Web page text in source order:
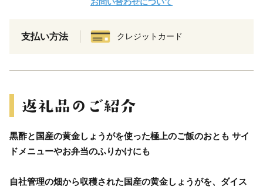
支払い方法 クレジットカード
黒酢と国産の黄金しょうがを使った極上のご飯のおとも サイ
ドメニューやお弁当のふりかけにも
自社管理の畑から収穫された国産の黄金しょうがを、ダイス